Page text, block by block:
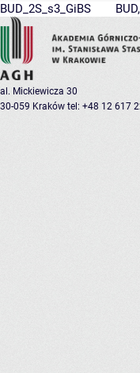
BUD_2S_s3_GiBS
al. Mickiewicza 30
30-059 Kraków tel: +48 12 617